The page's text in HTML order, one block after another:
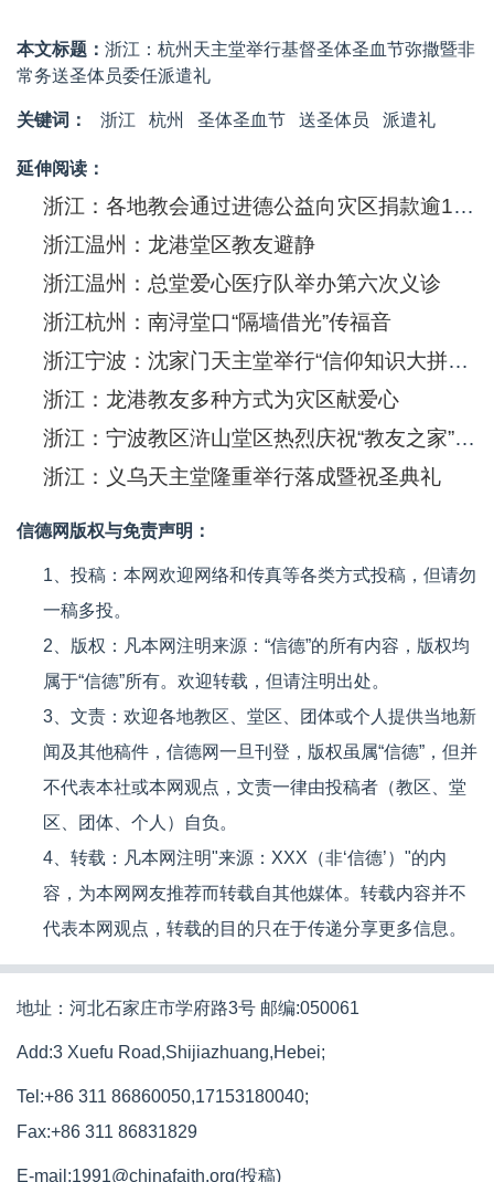
本文标题： 浙江：杭州天主堂举行基督圣体圣血节弥撒暨非
常务送圣体员委任派遣礼
关键词： 浙江 杭州 圣体圣血节 送圣体员 派遣礼
延伸阅读：
浙江：各地教会通过进德公益向灾区捐款逾19万元人民币
浙江温州：龙港堂区教友避静
浙江温州：总堂爱心医疗队举办第六次义诊
浙江杭州：南浔堂口“隔墙借光”传福音
浙江宁波：沈家门天主堂举行“信仰知识大拼盘”活动
浙江：龙港教友多种方式为灾区献爱心
浙江：宁波教区浒山堂区热烈庆祝“教友之家”成立一周年
浙江：义乌天主堂隆重举行落成暨祝圣典礼
信德网版权与免责声明：
1、投稿：本网欢迎网络和传真等各类方式投稿，但请勿
一稿多投。
2、版权：凡本网注明来源：“信德”的所有内容，版权均
属于“信德”所有。欢迎转载，但请注明出处。
3、文责：欢迎各地教区、堂区、团体或个人提供当地新
闻及其他稿件，信德网一旦刊登，版权虽属“信德”，但并
不代表本社或本网观点，文责一律由投稿者（教区、堂
区、团体、个人）自负。
4、转载：凡本网注明"来源：XXX（非‘信德’）"的内
容，为本网网友推荐而转载自其他媒体。转载内容并不
代表本网观点，转载的目的只在于传递分享更多信息。
地址：河北石家庄市学府路3号 邮编:050061
Add:3 Xuefu Road,Shijiazhuang,Hebei;
Tel:+86 311 86860050,17153180040;
Fax:+86 311 86831829
E-mail:1991@chinafaith.org(投稿)